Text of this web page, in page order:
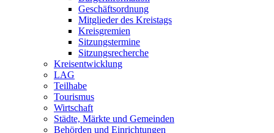
Geschäftsordnung
Mitglieder des Kreistags
Kreisgremien
Sitzungstermine
Sitzungsrecherche
Kreisentwicklung
LAG
Teilhabe
Tourismus
Wirtschaft
Städte, Märkte und Gemeinden
Behörden und Einrichtungen